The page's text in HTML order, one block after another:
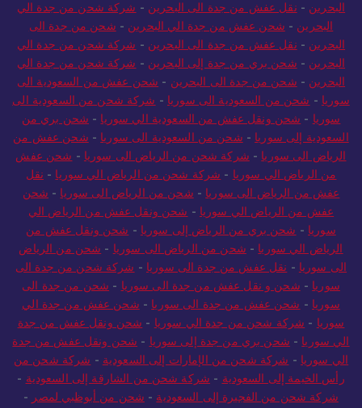
البحرين - نقل عفش من جدة الى البحرين - شركة شحن من جدة الي
البحرين - شحن عفش من جدة الي البحرين - شحن من جدة الى
البحرين - نقل عفش من جدة الى البحرين - شركة شحن من جدة الي
البحرين - شحن بري من جدة إلى البحرين - شركة شحن من جدة الي
البحرين - شحن من جدة الى البحرين - شحن عفش من السعودية الى
سوريا - شحن من السعودية الى سوريا - شركة شحن من السعودية الى
سوريا - شحن ونقل عفش من السعودية الي سوريا - شحن بري من
السعودية إلى سوريا - شحن من السعودية الى سوريا - شحن عفش من
الرياض الى سوريا - شركة شحن من الرياض الى سوريا - شحن عفش
من الرياض الي سوريا - شركة شحن من الرياض الي سوريا - نقل
عفش من الرياض الى سوريا - شحن من الرياض الى سوريا - شحن
عفش من الرياض الي سوريا - شحن ونقل عفش من الرياض الي
سوريا - شحن بري من الرياض إلى سوريا - شحن ونقل عفش من
الرياض الي سوريا - شحن من الرياض الى سوريا - شحن من الرياض
الى سوريا - نقل عفش من جدة الى سوريا - شركة شحن من جدة الى
سوريا - شحن و نقل عفش من جدة الى سوريا - شحن من جدة الى
سوريا - شحن عفش من جدة الى سوريا - شحن عفش من جدة الي
سوريا - شركة شحن من جدة الي سوريا - شحن ونقل عفش من جدة
الي سوريا - شحن بري من جدة إلى سوريا - شحن ونقل عفش من جدة
الي سوريا - شركة شحن من الإمارات إلى السعودية - شركة شحن من
رأس الخيمة إلى السعودية - شركة شحن من الشارقة إلى السعودية -
شركة شحن من الفجيرة إلى السعودية - شحن من أبوظبي لمصر -